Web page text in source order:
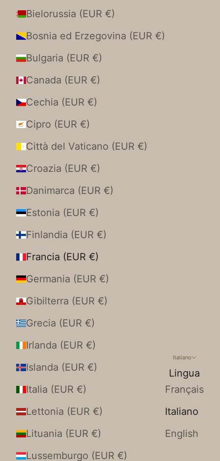
Bielorussia (EUR €)
Bosnia ed Erzegovina (EUR €)
Bulgaria (EUR €)
Canada (EUR €)
Cechia (EUR €)
Cipro (EUR €)
Città del Vaticano (EUR €)
Croazia (EUR €)
Danimarca (EUR €)
Estonia (EUR €)
Finlandia (EUR €)
Francia (EUR €)
Germania (EUR €)
Gibilterra (EUR €)
Grecia (EUR €)
Irlanda (EUR €)
Islanda (EUR €)
Italia (EUR €)
Lettonia (EUR €)
Lituania (EUR €)
Lussemburgo (EUR €)
Italiano
Lingua
Français
Italiano
English